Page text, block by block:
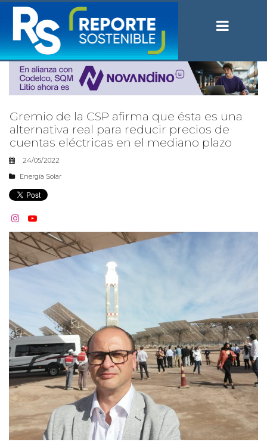
Gremio de la CSP afirma que ésta es una
alternativa real para reducir precios de
cuentas eléctricas en el mediano plazo
24/05/2022
Energía Solar
 